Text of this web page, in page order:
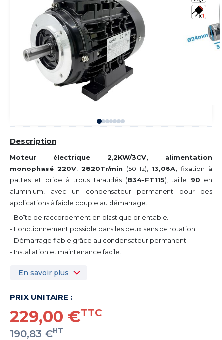
Description
Moteur électrique 2,2KW/3CV, alimentation
monophasé 220V, 2820Tr/min (50Hz), 13,08A, fixation à
pattes et bride à trous taraudés (B34-FT115), taille 90 en
aluminium, avec un condensateur permanent pour des
applications à faible couple au démarrage.
- Boîte de raccordement en plastique orientable.
- Fonctionnement possible dans les deux sens de rotation.
- Démarrage fiable grâce au condensateur permanent.
- Installation et maintenance facile.
En savoir plus
PRIX UNITAIRE :
229,00 €TTC
190,83 €HT